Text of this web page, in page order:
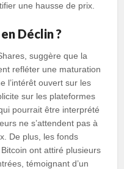
une hausse de prix.
Déclin ?
suggère que la
refléter une maturation
l’intérêt ouvert sur les
sur les plateformes
pourrait être interprété
ne s’attendent pas à
De plus, les fonds
ont attiré plusieurs
témoignant d’un